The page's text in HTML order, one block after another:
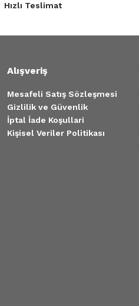
Hızlı Teslimat
Alışveriş
Mesafeli Satış Sözleşmesi
Gizlilik ve Güvenlik
İptal İade Koşullari
Kişisel Veriler Politikası